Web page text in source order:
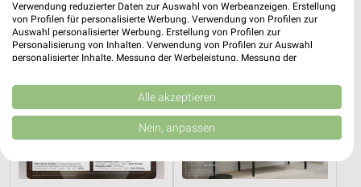
Verwendung reduzierter Daten zur Auswahl von Werbeanzeigen. Erstellung
von Profilen für personalisierte Werbung. Verwendung von Profilen zur
Auswahl personalisierter Werbung. Erstellung von Profilen zur
Personalisierung von Inhalten. Verwendung von Profilen zur Auswahl
personalisierter Inhalte. Messung der Werbeleistung. Messung der
Kombinationen von Daten aus verschiedenen Quellen. Entwicklung und
Verbesserung der Angebote. Verwendung reduzierter Daten zur Auswahl
von Inhalten.
Daten können außerhalb der Europäischen Union weitergegeben und in die
USA gesendet werden.
Website/App.
Alle akzeptieren
Nein, anpassen